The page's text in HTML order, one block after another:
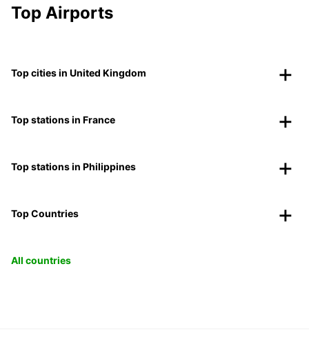
Top Airports
Top cities in United Kingdom
Top stations in France
Top stations in Philippines
Top Countries
All countries